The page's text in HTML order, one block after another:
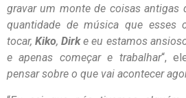
gravar um monte de coisas
quantidade de música que esses
tocar,Kiko,Dirke eu estamos
e apenas começar e trabalhar“,
pensar sobre o que vai acontecer